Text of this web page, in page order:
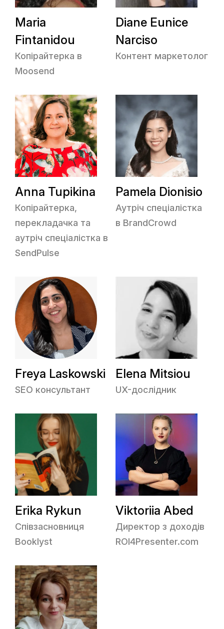
Maria
Fintanidou
Копірайтерка в
Moosend
Diane Eunice
Narciso
Контент маркетолог
Anna Tupikina
Копірайтерка,
перекладачка та
аутріч спеціалістка в
SendPulse
Pamela Dionisio
Аутріч спеціалістка
в BrandCrowd
Freya Laskowski
SEO консультант
Elena Mitsiou
UX-дослідник
Erika Rykun
Співзасновниця
Booklyst
Viktoriia Abed
Директор з доходів
ROI4Presenter.com